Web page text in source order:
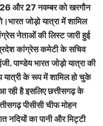
26 और 27 नवम्बर को खरगौन
जोड़ो यात्रा में शामिल
नेताओं की लिस्ट जारी हुई
कांग्रेस कमेटी के सचिव
पाण्डेय भारत जोड़ो यात्रा की
यात्री के रूप में शामिल हो चुके
रही है इसलिए छत्तीसगढ़ के
पीसीसी चीफ मोहन
का पानी और मिट्टी